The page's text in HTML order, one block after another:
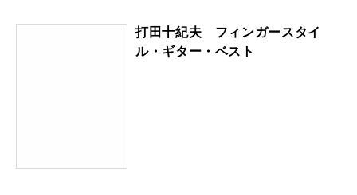
打田十紀夫 フィンガースタイ
ル・ギター・ベスト